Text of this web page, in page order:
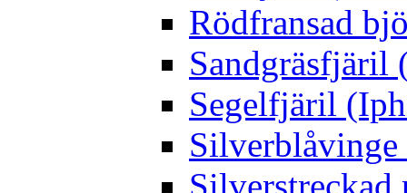
Rödfransad
Sandgräsfjäril
Segelfjäril
Silverblåvinge